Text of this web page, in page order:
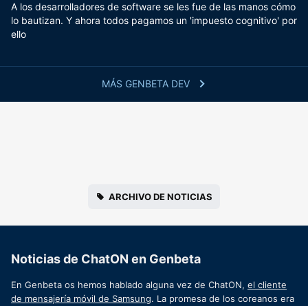
MÁS GENBETA DEV
A los desarrolladores de software se les fue de las manos cómo
lo bautizan. Y ahora todos pagamos un 'impuesto cognitivo' por
ello
ARCHIVO DE NOTICIAS
Noticias de ChatON en Genbeta
En Genbeta os hemos hablado alguna vez de ChatON, el cliente
de mensajería móvil de Samsung. La promesa de los coreanos era